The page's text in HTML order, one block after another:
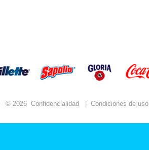
© 2026 Confidencialidad Condiciones de uso